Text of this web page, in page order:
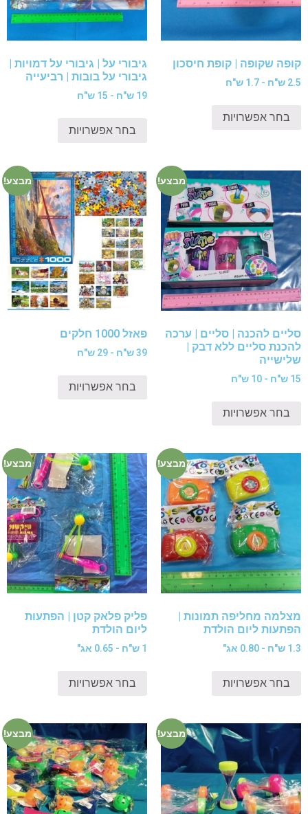
קופה שקופה | קופת חיסכון
2.5 ש"ח - 1.7 ש"ח
בחר אפשרויות
גיבורי על | גיבורי על דמויות |
גיבורי על בובות | רביעייה
19 ש"ח - 15 ש"ח
בחר אפשרויות
מבצע!
סליים להכנה | סליים | ערכה
להכנת סליים ללא דבק |
שלישייה
15 ש"ח - 10 ש"ח
בחר אפשרויות
מבצע!
פאזל 1000 חלקים
39 ש"ח - 29 ש"ח
בחר אפשרויות
מבצע!
מצלמה מחליפה תמונות |
הפתעות ליום הולדת
1.3 ש"ח - 0.80 אג"
בחר אפשרויות
מבצע!
פליק פלאק קטן | הפתעות
ליום הולדת
1 ש"ח - 0.65 אג"
בחר אפשרויות
מבצע! מבצע!